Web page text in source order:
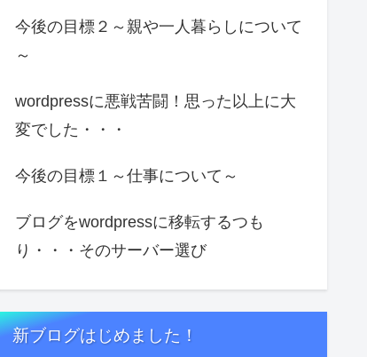
今後の目標２～親や一人暮らしについて
～
wordpressに悪戦苦闘！思った以上に大
変でした・・・
今後の目標１～仕事について～
ブログをwordpressに移転するつも
り・・・そのサーバー選び
新ブログはじめました！